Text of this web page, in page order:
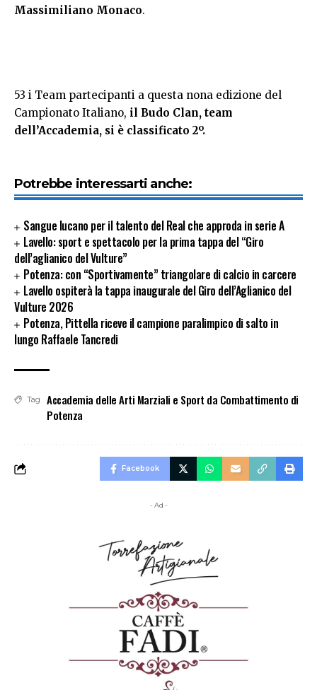
Massimiliano Monaco.
53 i Team partecipanti a questa nona edizione del
Campionato Italiano, il Budo Clan, team
dell’Accademia, si è classificato 2º.
Potrebbe interessarti anche:
Sangue lucano per il talento del Real che approda in serie A
Lavello: sport e spettacolo per la prima tappa del “Giro
dell’aglianico del Vulture”
Potenza: con “Sportivamente” triangolare di calcio in carcere
Lavello ospiterà la tappa inaugurale del Giro dell’Aglianico del
Vulture 2026
Potenza, Pittella riceve il campione paralimpico di salto in
lungo Raffaele Tancredi
Tag
Accademia delle Arti Marziali e Sport da Combattimento di
Potenza
Facebook
- Ad -